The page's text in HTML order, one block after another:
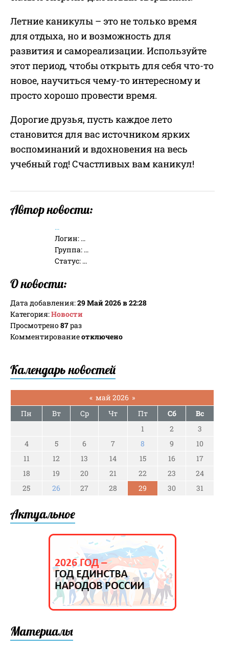
Летние каникулы – это не только время
для отдыха, но и возможность для
развития и самореализации. Используйте
этот период, чтобы открыть для себя что-то
новое, научиться чему-то интересному и
просто хорошо провести время.
Дорогие друзья, пусть каждое лето
становится для вас источником ярких
воспоминаний и вдохновения на весь
учебный год! Счастливых вам каникул!
Автор новости:
...
Логин: ...
Группа: ...
Статус: ...
О новости:
Дата добавления:29 Май 2026 в 22:28
Категория:Новости
Просмотрено87раз
Комментированиеотключено
Календарь новостей
« май 2026 »
Пн
Вт Ср Чт Пт Сб
Вс
1
2
3
4
5 6 7 8 9
10
11
12 13 14 15 16
17
18
19 20 21 22 23
24
25
26 27 28 29 30 31
Актуальное
Материалы